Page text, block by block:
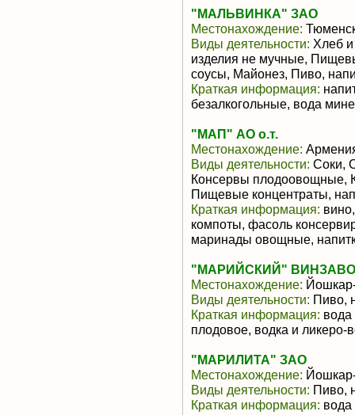
"МАЛЬВИНКА" ЗАО
Местонахождение:
Виды деятельности: Хлеб и
изделия не мучные,
соусы, Майонез, Пиво,
Краткая информация:
безалкогольные, вода
"МАП" АО о.т.
Местонахождение:
Виды деятельности: Соки,
Консервы плодоовощные,
Пищевые концентраты,
Краткая информация:
компоты, фасоль
маринады овощные,
"МАРИЙСКИЙ"
Местонахождение:
Виды деятельности: Пиво,
Краткая информация: вода
плодовое, водка и ликеро-
"МАРИЛИТА" ЗАО
Местонахождение:
Виды деятельности: Пиво,
Краткая информация: